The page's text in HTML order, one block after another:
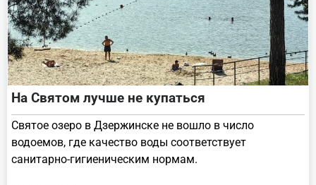
На Святом лучше не купаться
Святое озеро в Дзержинске не вошло в число
водоемов, где качество воды соответствует
санитарно-гигиеническим нормам.